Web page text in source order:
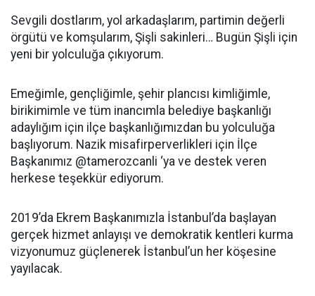
Sevgili dostlarım, yol arkadaşlarım, partimin değerli
örgütü ve komşularım, Şişli sakinleri… Bugün Şişli için
yeni bir yolculuğa çıkıyorum.
Emeğimle, gençliğimle, şehir plancısı kimliğimle,
birikimimle ve tüm inancımla belediye başkanlığı
adaylığım için ilçe başkanlığımızdan bu yolculuğa
başlıyorum. Nazik misafirperverlikleri için İlçe
Başkanımız @tamerozcanli ‘ya ve destek veren
herkese teşekkür ediyorum.
2019’da Ekrem Başkanımızla İstanbul’da başlayan
gerçek hizmet anlayışı ve demokratik kentleri kurma
vizyonumuz güçlenerek İstanbul’un her köşesine
yayılacak.